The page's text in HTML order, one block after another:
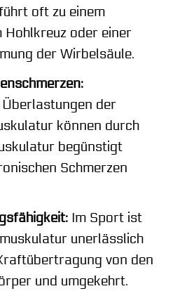
oft zu einem
Hohlkreuz oder einer
der Wirbelsäule.
der
können durch
begünstigt
Schmerzen
Im Sport ist
unerlässlich
von den
und umgekehrt.